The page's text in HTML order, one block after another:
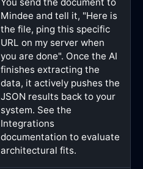
Mindee and tell it, "Here is
the file, ping this specific
URL on my server when
you are done". Once the AI
finishes extracting the
data, it actively pushes the
JSON results back to your
system. See the
Integrations
documentation to evaluate
architectural fits.